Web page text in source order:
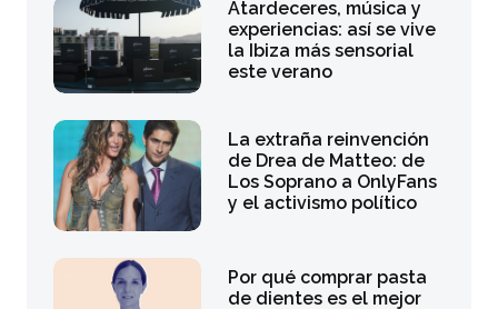
Atardeceres, música y
experiencias: así se vive
la Ibiza más sensorial
este verano
La extraña reinvención
de Drea de Matteo: de
Los Soprano a OnlyFans
y el activismo político
Por qué comprar pasta
de dientes es el mejor